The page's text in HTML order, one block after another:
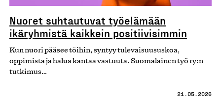
Nuoret suhtautuvat työelämään
ikäryhmistä kaikkein positiivisimmin
Kun nuori pääsee töihin, syntyy tulevaisuususkoa,
oppimista ja halua kantaa vastuuta. Suomalainen työ ry:n
tutkimus…
21.05.2026